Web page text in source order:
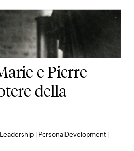
e Pierre
della
Leadership | PersonalDevelopment |